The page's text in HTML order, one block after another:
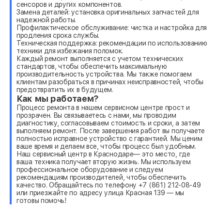
сенсоров и других компонентов.
Замена деталей: установка оригинальных запчастей для
надежной работы.
Профилактическое обслуживание: чистка и настройка для
продления срока службы.
Техническая поддержка: рекомендации по использованию
техники для избежания поломок.
Каждый ремонт выполняется с учетом технических
стандартов, чтобы обеспечить максимальную
производительность устройства. Мы также помогаем
клиентам разобраться в причинах неисправностей, чтобы
предотвратить их в будущем.
Как мы работаем?
Процесс ремонта в нашем сервисном центре прост и
прозрачен. Вы связываетесь с нами, мы проводим
диагностику, согласовываем стоимость и сроки, а затем
выполняем ремонт. После завершения работ вы получаете
полностью исправное устройство с гарантией. Мы ценим
ваше время и делаем все, чтобы процесс был удобным.
Наш сервисный центр в Краснодаре— это место, где
ваша техника получает вторую жизнь. Мы используем
профессиональное оборудование и следуем
рекомендациям производителей, чтобы обеспечить
качество. Обращайтесь по телефону +7 (861) 212-08-49
или приезжайте по адресу улица Красная 139 — мы
готовы помочь!